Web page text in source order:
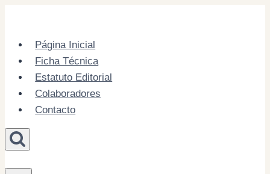
contentPágina Inicial
Ficha Técnica
Estatuto Editorial
Colaboradores
Contacto